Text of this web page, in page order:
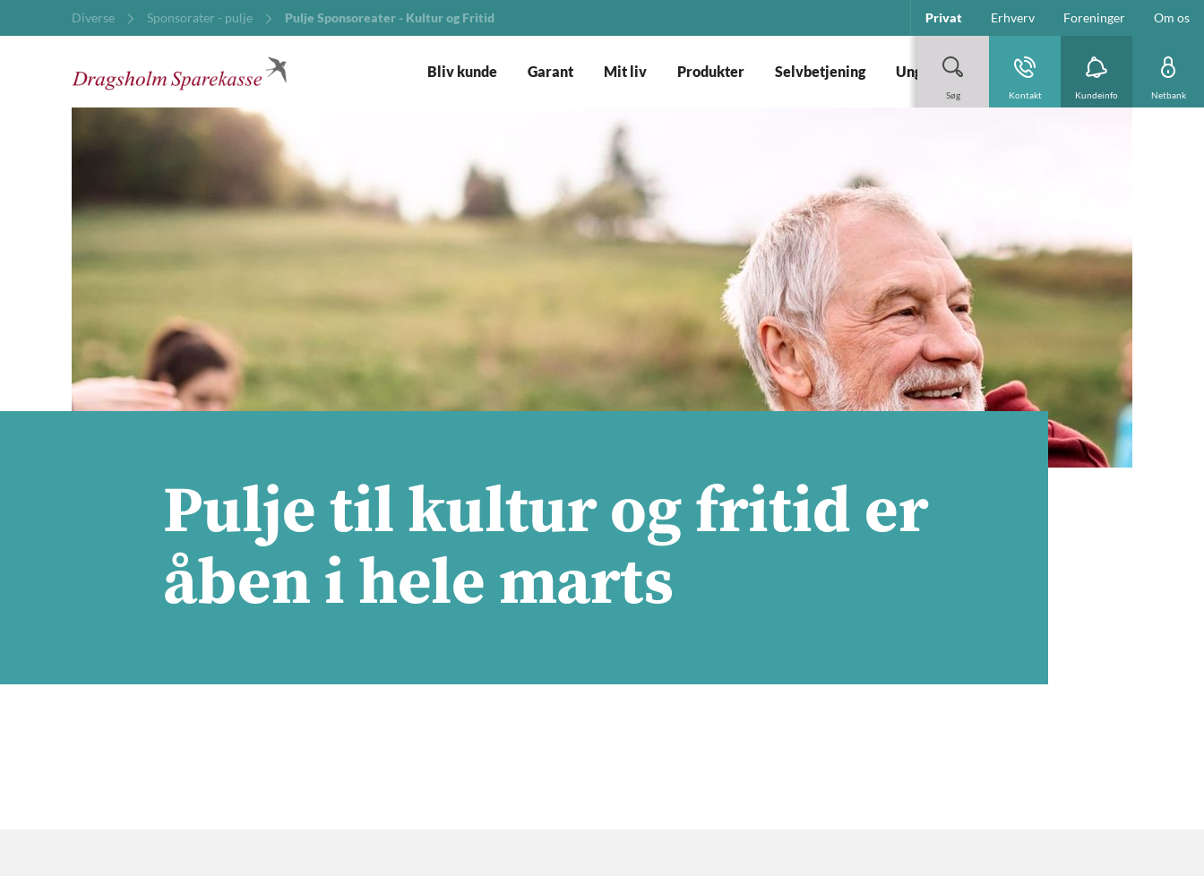
Diverse Sponsorater - pulje Pulje Sponsoreater - Kultur og Fritid Privat Erhverv Foreninger Om os
Bliv kunde Garant Mit liv Produkter Selvbetjening Ung
Søg Kontakt Kundeinfo Netbank
Pulje til kultur og fritid er
åben i hele marts